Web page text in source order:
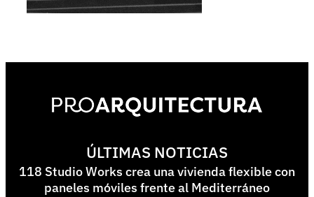
ÚLTIMAS NOTICIAS
118 Studio Works crea una vivienda flexible con
paneles móviles frente al Mediterráneo